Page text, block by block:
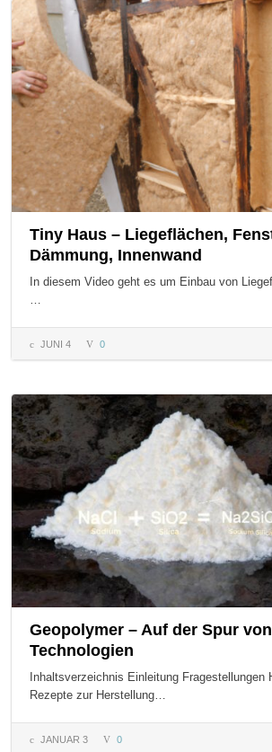
Tiny Haus – Liegeflächen,
Dämmung, Innenwand
In diesem Video geht es um Einbau von
JUNI 4 0
Geopolymer – Auf der Spur
Technologien
Inhaltsverzeichnis Einleitung Fragestellungen
Rezepte zur Herstellung…
JANUAR 3 0